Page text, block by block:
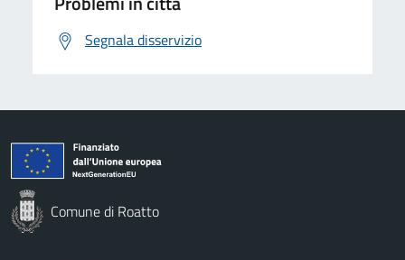
Segnala disservizio
Comune di Roatto